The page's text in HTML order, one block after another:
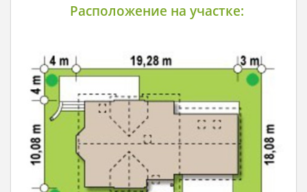
Расположение на участке: